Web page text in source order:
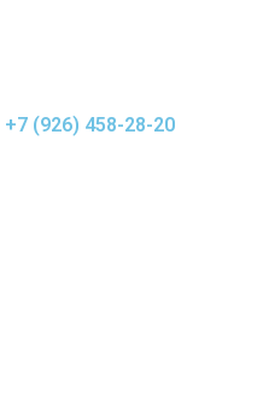
+7 (926) 458-28-20